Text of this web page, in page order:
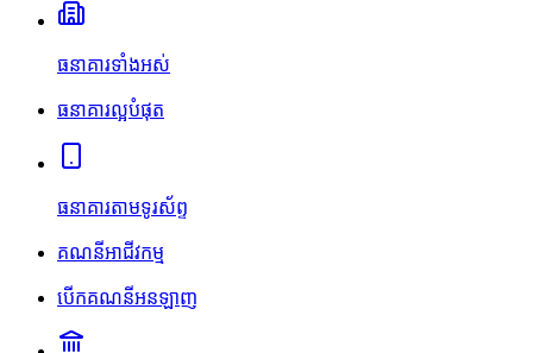
ធនាគារទាំងអស់
ធនាគារល្អបំផុត
ធនាគារតាមទូរស័ព្ទ
គណនីអាជីវកម្ម
បើកគណនីអនឡាញ